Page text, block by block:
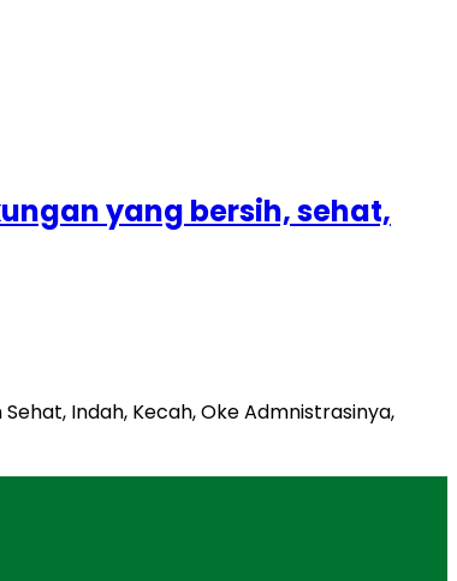
yang bersih, sehat,
Indah, Kecah, Oke Admnistrasinya,